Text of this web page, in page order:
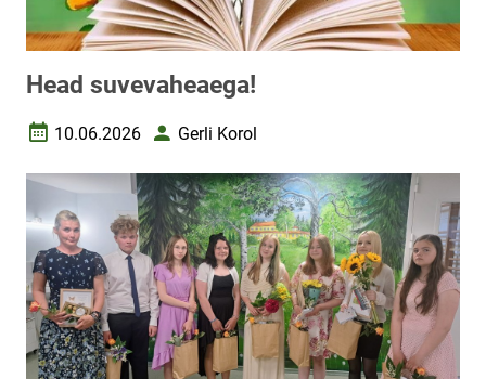
Head suvevaheaega!
Loomise kuupäev
10.06.2026 AutorGerli Korol